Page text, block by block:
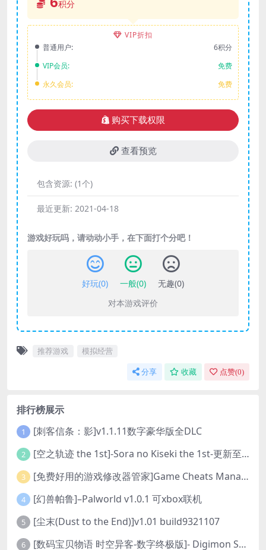
积分
VIP折扣
普通用户:
6积分
VIP会员:
免费
永久会员:
免费
购买下载权限
查看预览
包含资源: (1个)
最近更新: 2021-04-18
游戏好玩吗，请动动小手，在下面打个分吧！
好玩(0) 一般(0) 无趣(0)
对本游戏评价
推荐游戏 模拟经营
分享 收藏 点赞(0)
排行榜展示
1 [刺客信条：影]v1.1.11数字豪华版全DLC
2 [空之轨迹 the 1st]-Sora no Kiseki the 1st-更新至v1.06.4-全DLC
3 [免费好用的游戏修改器管家]Game Cheats Manager
4 [幻兽帕鲁]–Palworld v1.0.1 可xbox联机
5 [尘末(Dust to the End)]v1.01 build9321107
6 [数码宝贝物语 时空异客-数字终极版]- Digimon Story Time Stranger-Build.23514637